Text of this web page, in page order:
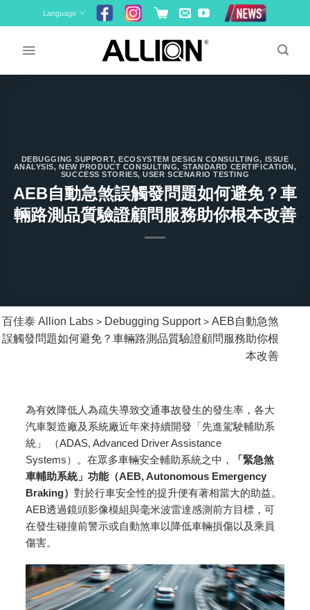
to
Language
DEBUGGING SUPPORT,ECOSYSTEM DESIGN CONSULTING, ISSUE
ANALYSIS,NEW PRODUCT CONSULTING, STANDARD CERTIFICATION,
SUCCESS STORIES,USER SCENARIO TESTING
AEB自動急煞誤觸發問題如何避免？車
輛路測品質驗證顧問服務助你根本改善
百佳泰 Allion Labs > Debugging Support>AEB自動急煞
誤觸發問題如何避免？車輛路測品質驗證顧問服務助你根
本改善
為有效降低人為疏失導致交通事故發生的發生率，各大
汽車製造廠及系統廠近年來持續開發「先進駕駛輔助系
統」 （ADAS, Advanced Driver Assistance
Systems）。在眾多車輛安全輔助系統之中，
「緊急煞
車輔助系統」功能（AEB, Autonomous Emergency
Braking）對於行車安全性的提升便有著相當大的助益。
AEB透過鏡頭影像模組與毫米波雷達感測前方目標，可
在發生碰撞前警示或自動煞車以降低車輛損傷以及乘員
傷害。